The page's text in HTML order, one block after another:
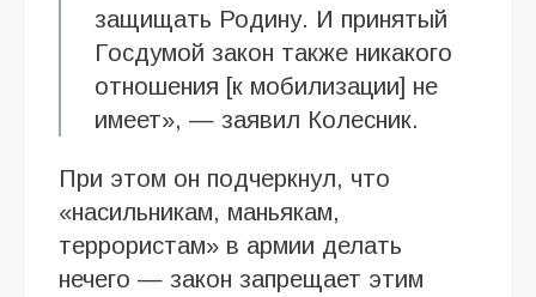
защищать Родину. И принятый
Госдумой закон также никакого
отношения [к мобилизации] не
имеет», — заявил Колесник.
При этом он подчеркнул, что
«насильникам, маньякам,
террористам» в армии делать
нечего — закон запрещает этим